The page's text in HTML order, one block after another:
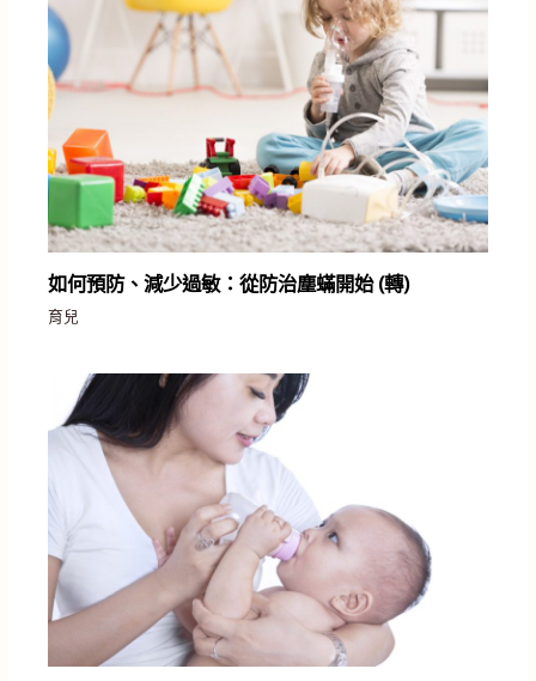
如何預防、減少過敏：從防治塵蟎開始 (轉)
育兒